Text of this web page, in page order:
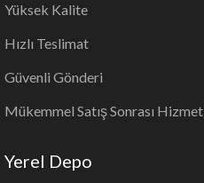
Yüksek Kalite
Hızlı Teslimat
Güvenli Gönderi
Mükemmel Satış Sonrası Hizmet
Yerel Depo